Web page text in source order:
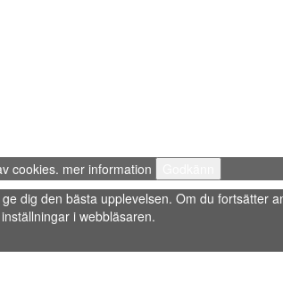
cookies. mer information
dig den bästa upplevelsen. Om du
i webbläsaren.